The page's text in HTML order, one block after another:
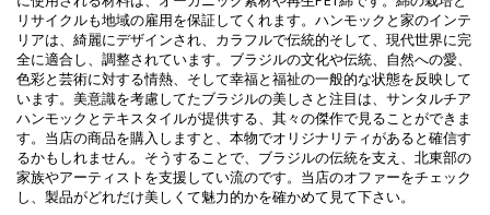
Vimeo ID: 315624090
リサイクルも地域の雇用を保証してくれます。ハンモックと家のインテ
リアは、綺麗にデザインされ、カラフルで伝統的そして、現代世界に完
全に適合し、調整されています。ブラジルの文化や伝統、自然への愛、
色彩と芸術に対する情熱、そして幸福と福祉の一般的な状態を反映して
います。美意識を考慮してたブラジルの美しさと注目は、サンタルチア
ハンモックとテキスタイルが提供する、其々の傑作で見ることができま
す。当店の商品を購入しますと、本物でオリジナリティがあると確信す
るかもしれません。そうすることで、ブラジルの伝統を支え、北東部の
家族やアーティストを支援してい流のです。当店のオファーをチェック
し、製品がどれだけ美しくて魅力的かを確かめて見て下さい。